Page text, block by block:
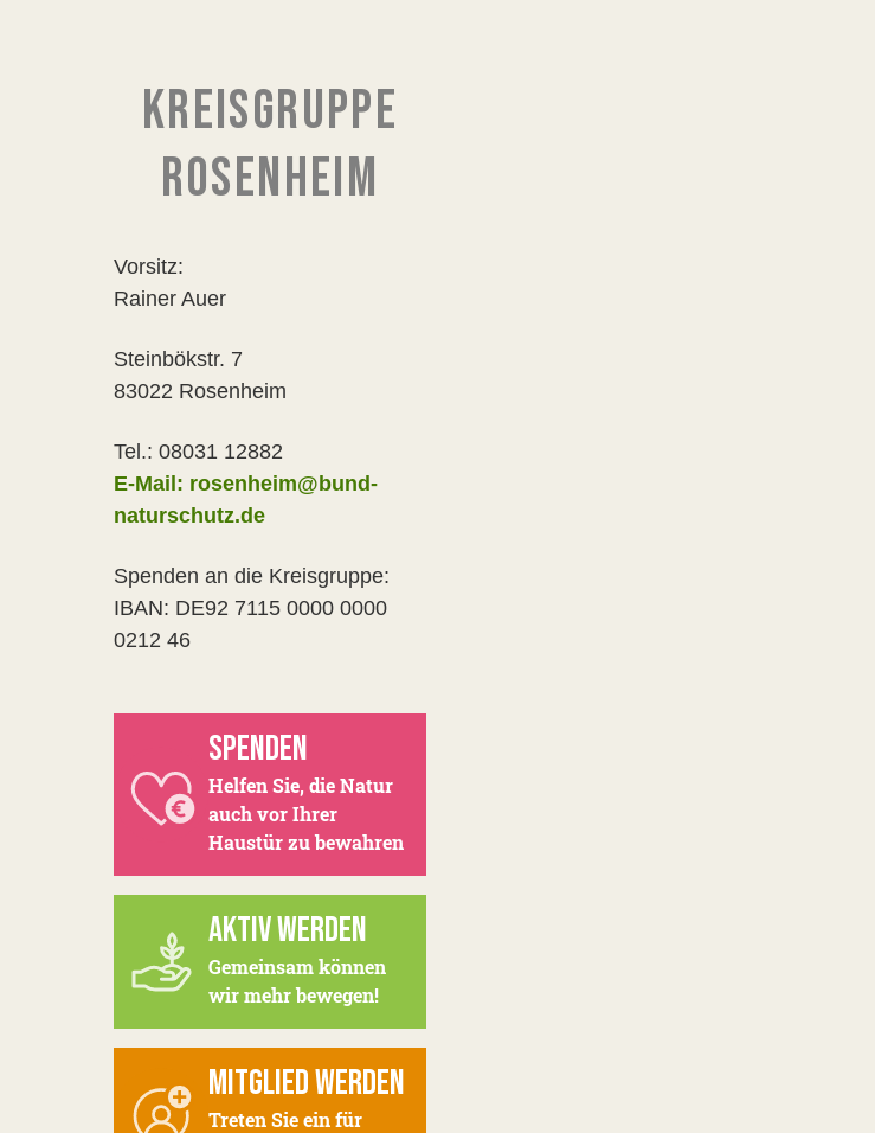
KREISGRUPPE
ROSENHEIM
Vorsitz:
Rainer Auer
Steinbökstr. 7
83022 Rosenheim
Tel.: 08031 12882
E-Mail: rosenheim@bund-
naturschutz.de
Spenden an die Kreisgruppe:
IBAN: DE92 7115 0000 0000
0212 46
SPENDEN
Helfen Sie, die Natur
auch vor Ihrer
Haustür zu bewahren
AKTIV WERDEN
Gemeinsam können
wir mehr bewegen!
MITGLIED WERDEN
Treten Sie ein für